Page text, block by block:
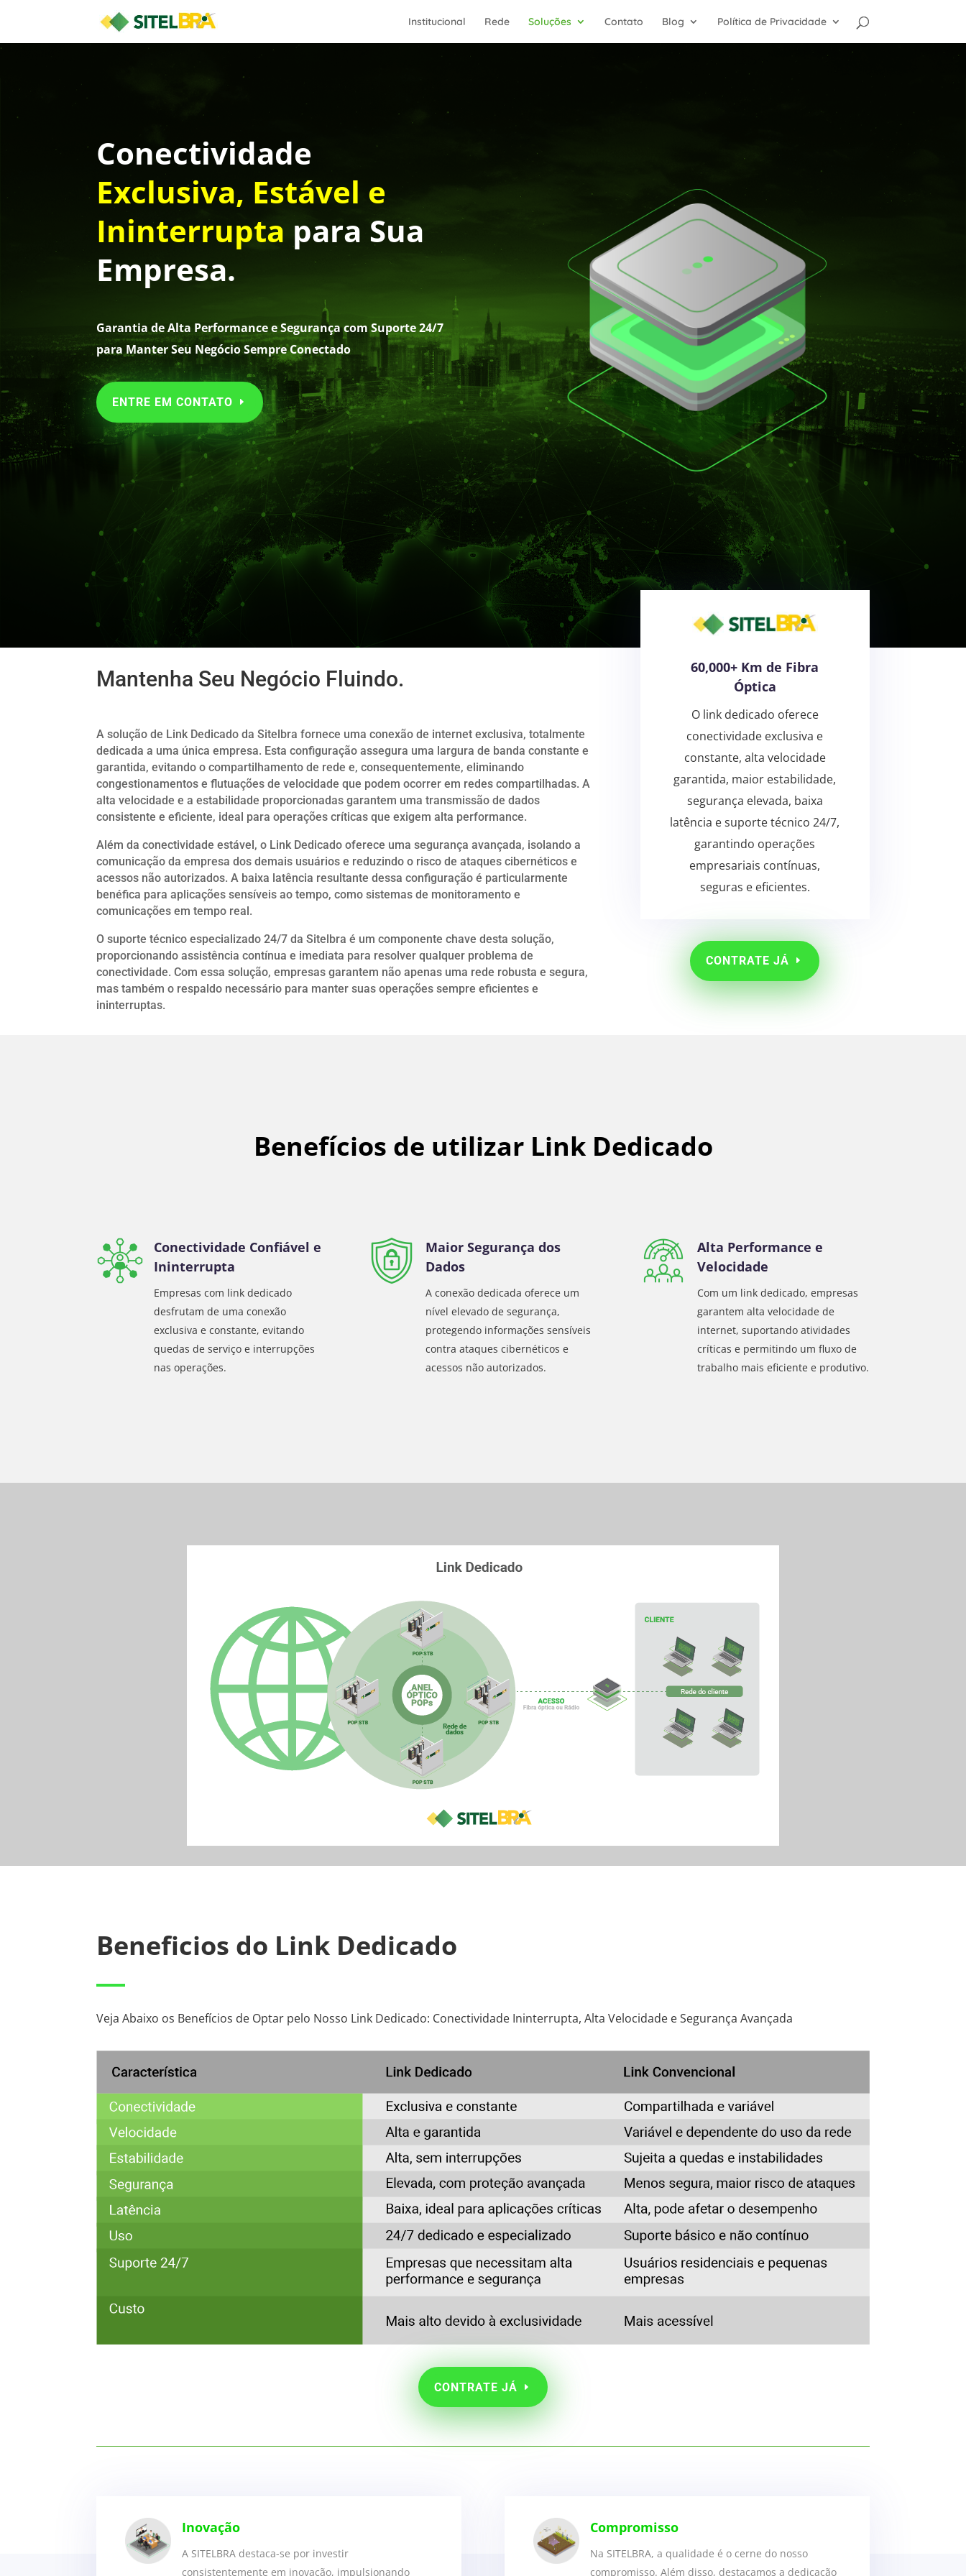
Institucional Rede Soluções Contato Blog Política de Privacidade
Conectividade
Exclusiva, Estável e
Ininterrupta para Sua
Empresa.
Garantia de Alta Performance e Segurança com Suporte 24/7
para Manter Seu Negócio Sempre Conectado
ENTRE EM CONTATO
Mantenha Seu Negócio Fluindo.
A solução de Link Dedicado da Sitelbra fornece uma conexão de internet exclusiva, totalmente
dedicada a uma única empresa. Esta configuração assegura uma largura de banda constante e
garantida, evitando o compartilhamento de rede e, consequentemente, eliminando
congestionamentos e flutuações de velocidade que podem ocorrer em redes compartilhadas. A
alta velocidade e a estabilidade proporcionadas garantem uma transmissão de dados
consistente e eficiente, ideal para operações críticas que exigem alta performance.
Além da conectividade estável, o Link Dedicado oferece uma segurança avançada, isolando a
comunicação da empresa dos demais usuários e reduzindo o risco de ataques cibernéticos e
acessos não autorizados. A baixa latência resultante dessa configuração é particularmente
benéfica para aplicações sensíveis ao tempo, como sistemas de monitoramento e
comunicações em tempo real.
O suporte técnico especializado 24/7 da Sitelbra é um componente chave desta solução,
proporcionando assistência contínua e imediata para resolver qualquer problema de
conectividade. Com essa solução, empresas garantem não apenas uma rede robusta e segura,
mas também o respaldo necessário para manter suas operações sempre eficientes e
ininterruptas.
60,000+ Km de Fibra
Óptica
O link dedicado oferece
conectividade exclusiva e
constante, alta velocidade
garantida, maior estabilidade,
segurança elevada, baixa
latência e suporte técnico 24/7,
garantindo operações
empresariais contínuas,
seguras e eficientes.
CONTRATE JÁ
Benefícios de utilizar Link Dedicado
Conectividade Confiável e
Ininterrupta
Empresas com link dedicado
desfrutam de uma conexão
exclusiva e constante, evitando
quedas de serviço e interrupções
nas operações.
Maior Segurança dos
Dados
A conexão dedicada oferece um
nível elevado de segurança,
protegendo informações sensíveis
contra ataques cibernéticos e
acessos não autorizados.
Alta Performance e
Velocidade
Com um link dedicado, empresas
garantem alta velocidade de
internet, suportando atividades
críticas e permitindo um fluxo de
trabalho mais eficiente e produtivo.
Beneficios do Link Dedicado
Veja Abaixo os Benefícios de Optar pelo Nosso Link Dedicado: Conectividade Ininterrupta, Alta Velocidade e Segurança Avançada
CONTRATE JÁ
Inovação
A SITELBRA destaca-se por investir
consistentemente em inovação, impulsionando
Compromisso
Na SITELBRA, a qualidade é o cerne do nosso
compromisso. Além disso, destacamos a dedicação